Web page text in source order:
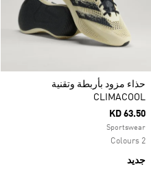
حذاء مزود بأربطة وتقنية
CLIMACOOL
KD 63.50
Sportswear
2 Colours
جديد